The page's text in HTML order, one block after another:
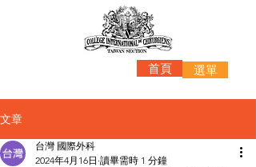
首頁 選單
文章
台灣 國際外科
2024年4月16日 讀畢需時 1 分鐘